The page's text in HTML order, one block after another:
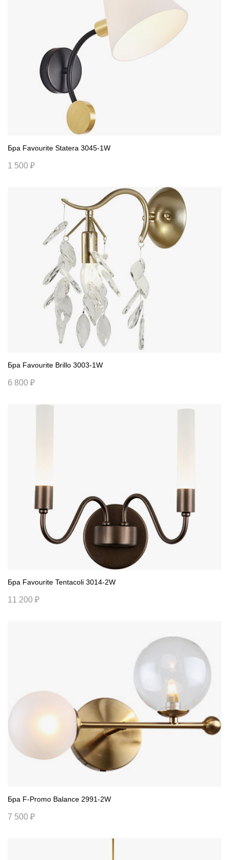
Бра Favourite Statera 3045-1W
1 500 ₽
Бра Favourite Brillo 3003-1W
6 800 ₽
Бра Favourite Tentacoli 3014-2W
11 200 ₽
Бра F-Promo Balance 2991-2W
7 500 ₽